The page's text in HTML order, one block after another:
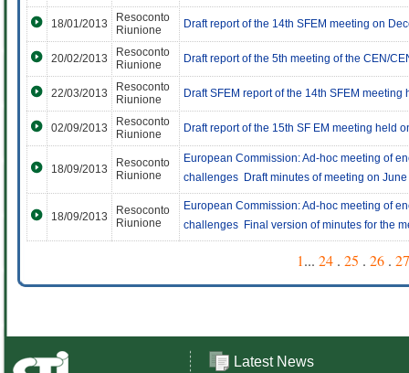
18/01/2013
Resoconto
Riunione
Draft report of the 14th SFEM meeting on
20/02/2013
Resoconto
Riunione
Draft report of the 5th meeting of the CEN/
22/03/2013
Resoconto
Riunione
Draft SFEM report of the 14th SFEM
02/09/2013
Resoconto
Riunione
Draft report of the 15th SF EM meeting held
18/09/2013
Resoconto
Riunione
European Commission: Ad-hoc meeting of
challenges  Draft minutes of meeting on
18/09/2013
Resoconto
Riunione
European Commission: Ad-hoc meeting of
challenges  Final version of minutes for the
1... 24 . 25 . 26 . 27
Latest News